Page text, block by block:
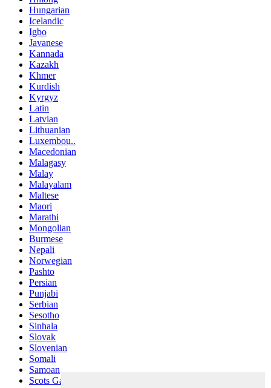
Hungarian
Icelandic
Igbo
Javanese
Kannada
Kazakh
Khmer
Kurdish
Kyrgyz
Latin
Latvian
Lithuanian
Luxembou..
Macedonian
Malagasy
Malay
Malayalam
Maltese
Maori
Marathi
Mongolian
Burmese
Nepali
Norwegian
Pashto
Persian
Punjabi
Serbian
Sesotho
Sinhala
Slovak
Slovenian
Somali
Samoan
Scots Gaelic